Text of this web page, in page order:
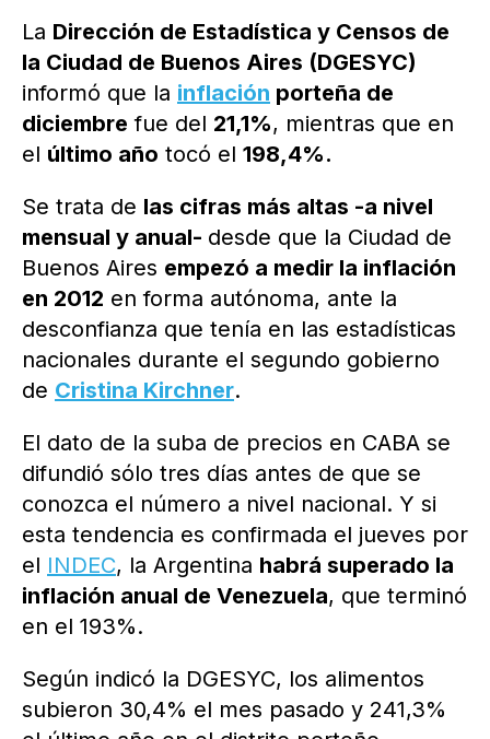
La Dirección de Estadística y Censos de
la Ciudad de Buenos Aires (DGESYC)
informó que la inflación porteña de
diciembre fue del 21,1%, mientras que en
el último año tocó el 198,4%.
Se trata de las cifras más altas -a nivel
mensual y anual- desde que la Ciudad de
Buenos Aires empezó a medir la inflación
en 2012 en forma autónoma, ante la
desconfianza que tenía en las estadísticas
nacionales durante el segundo gobierno
de Cristina Kirchner.
El dato de la suba de precios en CABA se
difundió sólo tres días antes de que se
conozca el número a nivel nacional. Y si
esta tendencia es confirmada el jueves por
el INDEC, la Argentina habrá superado la
inflación anual de Venezuela, que terminó
en el 193%.
Según indicó la DGESYC, los alimentos
subieron 30,4% el mes pasado y 241,3%